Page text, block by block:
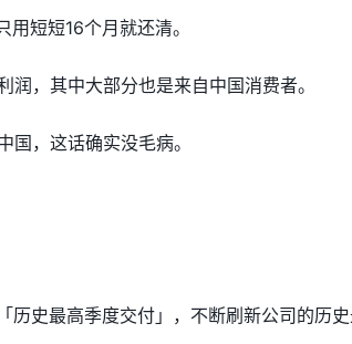
短短16个月就还清。
，其中大部分也是来自中国消费者。
，这话确实没毛病。
史最高季度交付」，不断刷新公司的历史